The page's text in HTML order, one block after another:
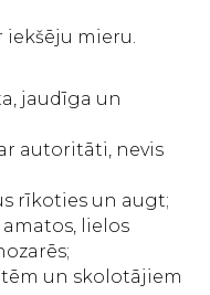
iekšēju mieru.
jaudīga un
autoritāti, nevis
rīkoties un augt;
lielos
un skolotājiem